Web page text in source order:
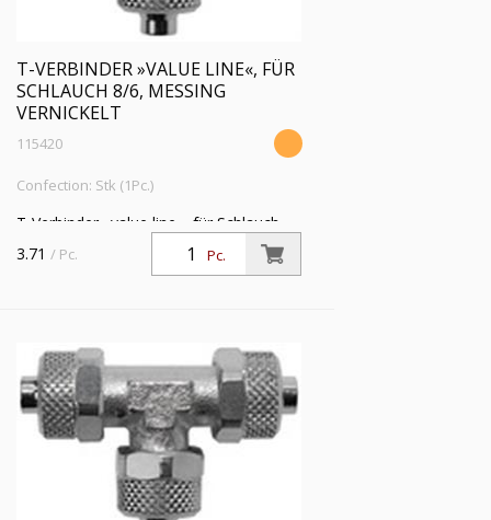
T-VERBINDER »VALUE LINE«, FÜR
SCHLAUCH 8/6, MESSING
VERNICKELT
115420
Confection: Stk (1Pc.)
T-Verbinder »value line«, für Schlauch
8/6 mm, SW 10, Betriebsdruck max. 18
bar, Messing vernickelt
Pc.
3.71 / Pc.